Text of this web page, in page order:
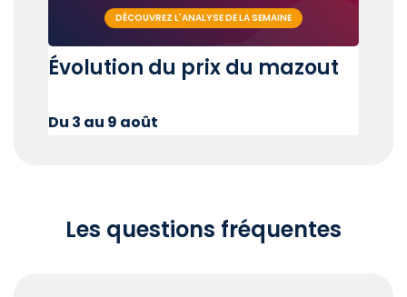
DÉCOUVREZ L'ANALYSE DE LA SEMAINE
Évolution du prix du mazout
Du 3 au 9 août
Les questions fréquentes